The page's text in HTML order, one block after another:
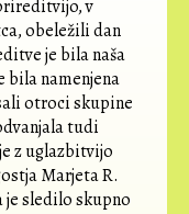
v
obeležili dan
je bila naša
bila namenjena
otroci skupine
tudi
z uglazbitvijo
Marjeta R.
sledilo skupno